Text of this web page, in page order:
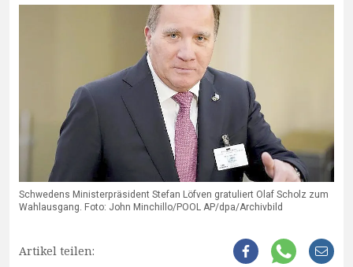
Schwedens Ministerpräsident Stefan Löfven gratuliert Olaf Scholz zum
Wahlausgang. Foto: John Minchillo/POOL AP/dpa/Archivbild
Artikel teilen: